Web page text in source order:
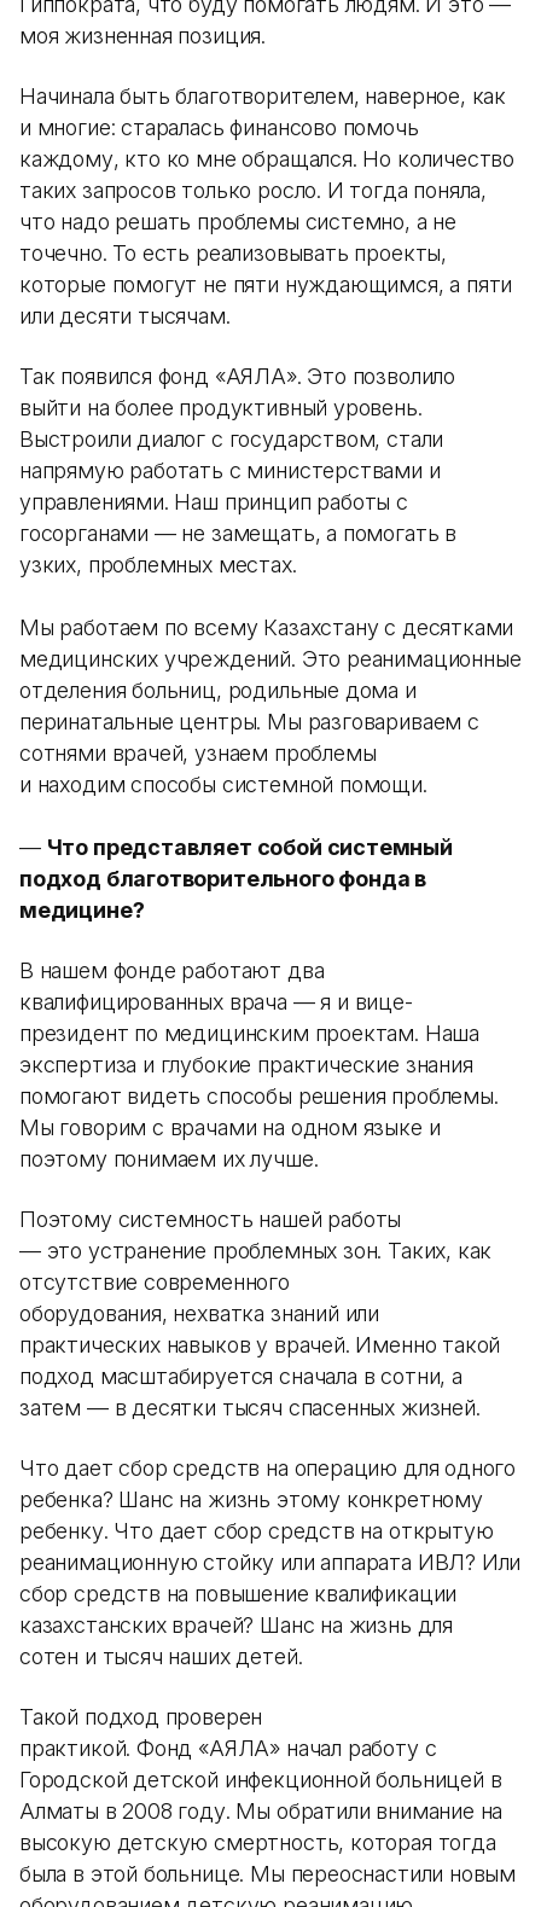
моя жизненная позиция.
Начинала быть благотворителем, наверное, как
и многие: старалась финансово помочь
каждому, кто ко мне обращался. Но количество
таких запросов только росло. И тогда поняла,
что надо решать проблемы системно, а не
точечно. То есть реализовывать проекты,
которые помогут не пяти нуждающимся, а пяти
или десяти тысячам.
Так появился фонд «АЯЛА». Это позволило
выйти на более продуктивный уровень.
Выстроили диалог с государством, стали
напрямую работать с министерствами и
управлениями. Наш принцип работы с
госорганами — не замещать, а помогать в
узких, проблемных местах.
Мы работаем по всему Казахстану с десятками
медицинских учреждений. Это реанимационные
отделения больниц, родильные дома и
перинатальные центры. Мы разговариваем с
сотнями врачей, узнаем проблемы
и находим способы системной помощи.
— Что представляет собой системный
подход благотворительного фонда в
медицине?
В нашем фонде работают два
квалифицированных врача — я и вице-
президент по медицинским проектам. Наша
экспертиза и глубокие практические знания
помогают видеть способы решения проблемы.
Мы говорим с врачами на одном языке и
поэтому понимаем их лучше.
Поэтому системность нашей работы
— это устранение проблемных зон. Таких, как
отсутствие современного
оборудования, нехватка знаний или
практических навыков у врачей. Именно такой
подход масштабируется сначала в сотни, а
затем — в десятки тысяч спасенных жизней.
Что дает сбор средств на операцию для одного
ребенка? Шанс на жизнь этому конкретному
ребенку. Что дает сбор средств на открытую
реанимационную стойку или аппарата ИВЛ? Или
сбор средств на повышение квалификации
казахстанских врачей? Шанс на жизнь для
сотен и тысяч наших детей.
Такой подход проверен
практикой. Фонд «АЯЛА» начал работу с
Городской детской инфекционной больницей в
Алматы в 2008 году. Мы обратили внимание на
высокую детскую смертность, которая тогда
была в этой больнице. Мы переоснастили новым